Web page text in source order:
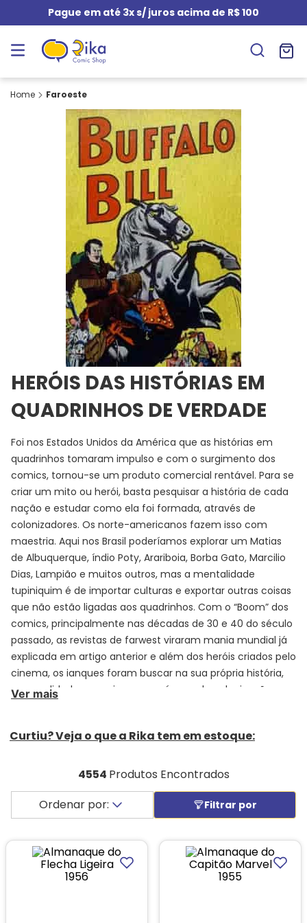
Pague em até 3x s/ juros acima de R$ 100
Faroeste
HERÓIS DAS HISTÓRIAS EM
QUADRINHOS DE VERDADE
Foi nos Estados Unidos da América que as histórias em
quadrinhos tomaram impulso e com o surgimento dos
comics, tornou-se um produto comercial rentável. Para se
criar um mito ou herói, basta pesquisar a história de cada
nação e estudar como ela foi formada, através de
colonizadores. Os norte-americanos fazem isso com
maestria. Aqui nos Brasil poderíamos explorar um Matias
de Albuquerque, índio Poty, Arariboia, Borba Gato, Marcilio
Dias, Lampião e muitos outros, mas a mentalidade
tupiniquim é de importar culturas e exportar outras coisas
que não estão ligadas aos quadrinhos. Com o “Boom” dos
comics, principalmente nas décadas de 30 e 40 do século
passado, as revistas de farwest viraram mania mundial já
explicada em artigo anterior e além dos heróis criados pelo
cinema, os ianques foram buscar na sua própria história,
personalidades que viveram na época da colonização e
leitores somente encontrarão aqui nesse texto ou
DANIEL BOONE -Nascido em 1734 e falecido em 1820, foi
um desbravador que contribuiu para a expansão dos
Estados Unidos em direção da costa oeste do país. Numa
território norte-americano, suas explorações em território
indígena serviu para fixar outros pioneiros em
assentamentos rurais e com isso, criar um sentimento
Ver mais
Curtiu? Veja o que a Rika tem em estoque:
4554 Produtos Encontrados